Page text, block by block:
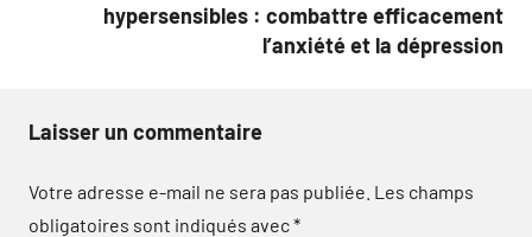
hypersensibles : combattre efficacement
l’anxiété et la dépression
Laisser un commentaire
Votre adresse e-mail ne sera pas publiée. Les champs
obligatoires sont indiqués avec*